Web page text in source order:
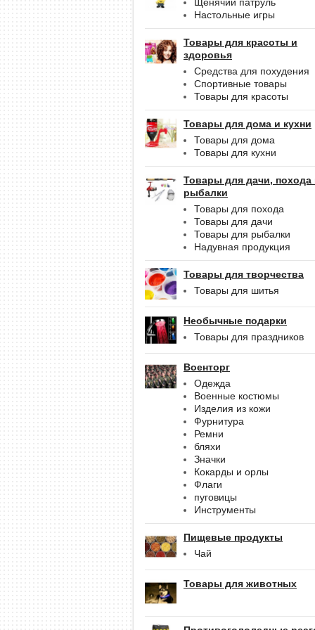
Настольные игры
Товары для красоты и
здоровья
Средства для похудения
Спортивные товары
Товары для красоты
Товары для дома и кухни
Товары для дома
Товары для кухни
Товары для дачи, похода
рыбалки
Товары для похода
Товары для дачи
Товары для рыбалки
Надувная продукция
Товары для творчества
Товары для шитья
Необычные подарки
Товары для праздников
Военторг
Одежда
Военные костюмы
Изделия из кожи
Фурнитура
Ремни
бляхи
Значки
Кокарды и орлы
Флаги
пуговицы
Инструменты
Пищевые продукты
Чай
Товары для животных